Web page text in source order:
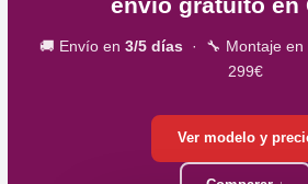
🚚 Envío en 3/5 días · 🔧 Montaje en
299€
Ver modelo y